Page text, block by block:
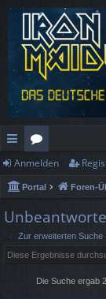
ch
ne
llz
or
en
Anmelden
Portal Foren-
Zur erweiterten Suche
Die Suche ergab